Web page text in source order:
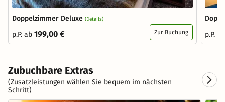
Doppelzimmer Deluxe (Details)
p.P. ab 199,00 € Zur Buchung
p.P.
Zubuchbare Extras
(Zusatzleistungen wählen Sie bequem im nächsten
Schritt)